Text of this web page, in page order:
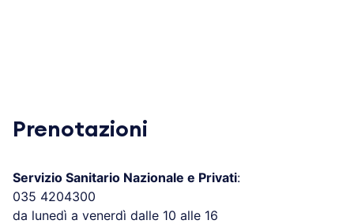
Prenotazioni
Servizio Sanitario Nazionale e Privati:
035 4204300
da lunedì a venerdì dalle 10 alle 16